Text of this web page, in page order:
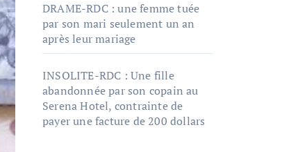
DRAME-RDC : une femme tuée
par son mari seulement un an
après leur mariage
INSOLITE-RDC : Une fille
abandonnée par son copain au
Serena Hotel, contrainte de
payer une facture de 200 dollars